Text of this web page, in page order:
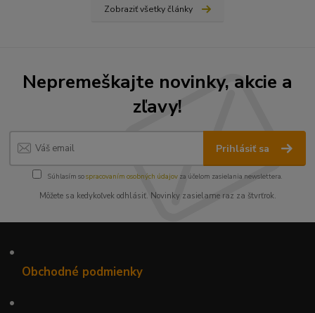
Zobraziť všetky články
Nepremeškajte novinky, akcie a
zľavy!
Prihlásiť sa
Súhlasím sospracovaním osobných údajov za účelom zasielania newslettera.
Môžete sa kedykoľvek odhlásiť. Novinky zasielame raz za štvrťrok.
•
Obchodné podmienky
•